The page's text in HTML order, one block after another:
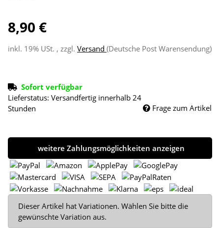
8,90 €
inkl. 19% USt. , zzgl. Versand (Deutsche Post Warensendung)
Sofort verfügbar
Lieferstatus: Versandfertig innerhalb 24
Stunden
Frage zum Artikel
weitere Zahlungsmöglichkeiten anzeigen
x
Dieser Artikel hat Variationen. Wählen Sie bitte die
gewünschte Variation aus.